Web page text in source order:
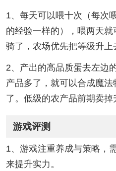
1、每天可以喂十次（每次
的经验一样的），喂两天
骑了，农场优先把等级升上
2、产出的高品质蛋去左边
产品多了，就可以合成魔
了。低级的农产品前期卖掉
游戏评测
1、游戏注重养成与策略，
来提升实力。